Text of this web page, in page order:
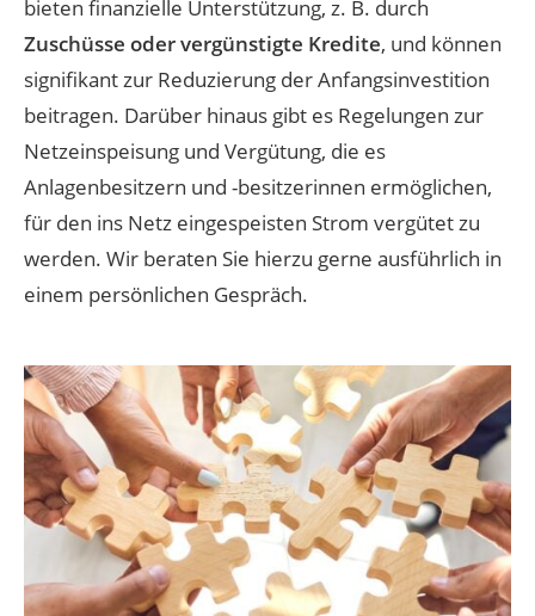
bieten finanzielle Unterstützung, z. B. durch
Zuschüsse oder vergünstigte Kredite, und können
signifikant zur Reduzierung der Anfangsinvestition
beitragen. Darüber hinaus gibt es Regelungen zur
Netzeinspeisung und Vergütung, die es
Anlagenbesitzern und -besitzerinnen ermöglichen,
für den ins Netz eingespeisten Strom vergütet zu
werden​​. Wir beraten Sie hierzu gerne ausführlich in
einem persönlichen Gespräch.